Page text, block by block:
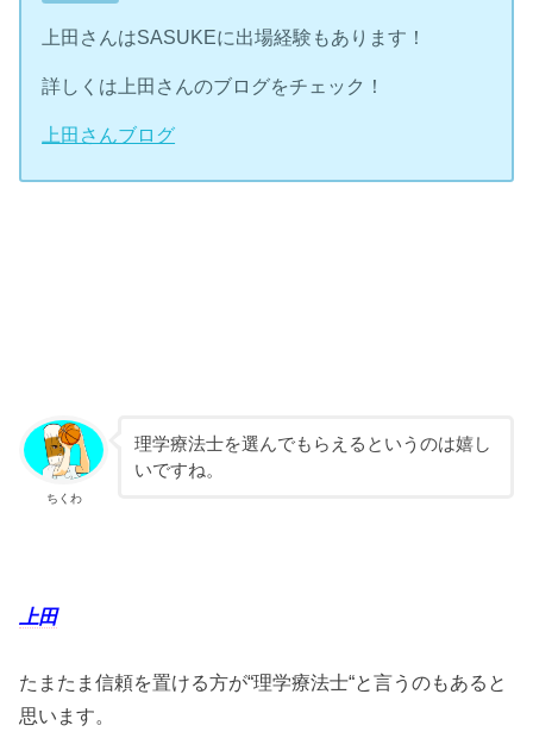
上田さんはSASUKEに出場経験もあります！
詳しくは上田さんのブログをチェック！
上田さんブログ
ちくわ
理学療法士を選んでもらえるというのは嬉し
いですね。
上田
たまたま信頼を置ける方が“理学療法士“と言うのもあると
思います。